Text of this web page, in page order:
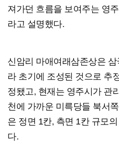
져가던 흐름을 보여주는 영
라고 설명했다.
신암리 마애여래삼존상은
라 초기에 조성된 것으로 추
정됐고, 현재는 영주시가 관
천에 가까운 미륵당들 북서
은 정면 1칸, 측면 1칸 규모
다.